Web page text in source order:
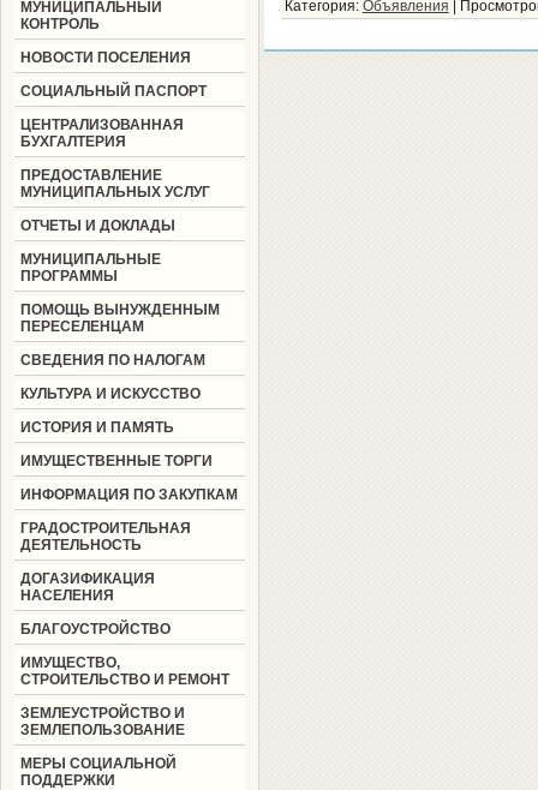
МУНИЦИПАЛЬНЫЙ
КОНТРОЛЬ
НОВОСТИ ПОСЕЛЕНИЯ
СОЦИАЛЬНЫЙ ПАСПОРТ
ЦЕНТРАЛИЗОВАННАЯ
БУХГАЛТЕРИЯ
ПРЕДОСТАВЛЕНИЕ
МУНИЦИПАЛЬНЫХ УСЛУГ
ОТЧЕТЫ И ДОКЛАДЫ
МУНИЦИПАЛЬНЫЕ
ПРОГРАММЫ
ПОМОЩЬ ВЫНУЖДЕННЫМ
ПЕРЕСЕЛЕНЦАМ
СВЕДЕНИЯ ПО НАЛОГАМ
КУЛЬТУРА И ИСКУССТВО
ИСТОРИЯ И ПАМЯТЬ
ИМУЩЕСТВЕННЫЕ ТОРГИ
ИНФОРМАЦИЯ ПО ЗАКУПКАМ
ГРАДОСТРОИТЕЛЬНАЯ
ДЕЯТЕЛЬНОСТЬ
ДОГАЗИФИКАЦИЯ
НАСЕЛЕНИЯ
БЛАГОУСТРОЙСТВО
ИМУЩЕСТВО,
СТРОИТЕЛЬСТВО И РЕМОНТ
ЗЕМЛЕУСТРОЙСТВО И
ЗЕМЛЕПОЛЬЗОВАНИЕ
МЕРЫ СОЦИАЛЬНОЙ
ПОДДЕРЖКИ
Категория: Объявления